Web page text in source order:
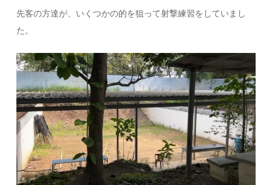
先客の方達が、いくつかの的を狙って射撃練習をしていまし
た。